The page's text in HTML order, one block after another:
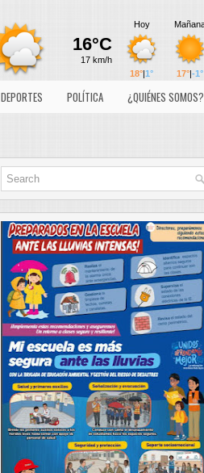
DEPORTES POLÍTICA ¿QUIÉNES SOMOS?